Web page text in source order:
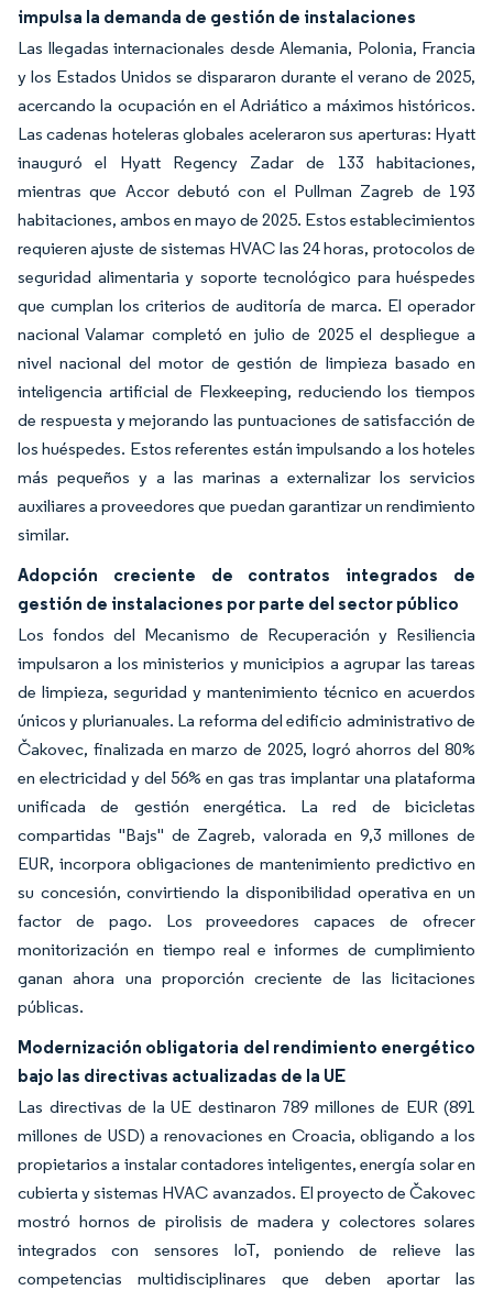
impulsa la demanda de gestión de instalaciones
Las llegadas internacionales desde Alemania, Polonia, Francia
y los Estados Unidos se dispararon durante el verano de 2025,
acercando la ocupación en el Adriático a máximos históricos.
Las cadenas hoteleras globales aceleraron sus aperturas: Hyatt
inauguró el Hyatt Regency Zadar de 133 habitaciones,
mientras que Accor debutó con el Pullman Zagreb de 193
habitaciones, ambos en mayo de 2025. Estos establecimientos
requieren ajuste de sistemas HVAC las 24 horas, protocolos de
seguridad alimentaria y soporte tecnológico para huéspedes
que cumplan los criterios de auditoría de marca. El operador
nacional Valamar completó en julio de 2025 el despliegue a
nivel nacional del motor de gestión de limpieza basado en
inteligencia artificial de Flexkeeping, reduciendo los tiempos
de respuesta y mejorando las puntuaciones de satisfacción de
los huéspedes. Estos referentes están impulsando a los hoteles
más pequeños y a las marinas a externalizar los servicios
auxiliares a proveedores que puedan garantizar un rendimiento
similar.
Adopción creciente de contratos integrados de
gestión de instalaciones por parte del sector público
Los fondos del Mecanismo de Recuperación y Resiliencia
impulsaron a los ministerios y municipios a agrupar las tareas
de limpieza, seguridad y mantenimiento técnico en acuerdos
únicos y plurianuales. La reforma del edificio administrativo de
Čakovec, finalizada en marzo de 2025, logró ahorros del 80%
en electricidad y del 56% en gas tras implantar una plataforma
unificada de gestión energética. La red de bicicletas
compartidas "Bajs" de Zagreb, valorada en 9,3 millones de
EUR, incorpora obligaciones de mantenimiento predictivo en
su concesión, convirtiendo la disponibilidad operativa en un
factor de pago. Los proveedores capaces de ofrecer
monitorización en tiempo real e informes de cumplimiento
ganan ahora una proporción creciente de las licitaciones
públicas.
Modernización obligatoria del rendimiento energético
bajo las directivas actualizadas de la UE
Las directivas de la UE destinaron 789 millones de EUR (891
millones de USD) a renovaciones en Croacia, obligando a los
propietarios a instalar contadores inteligentes, energía solar en
cubierta y sistemas HVAC avanzados. El proyecto de Čakovec
mostró hornos de pirolisis de madera y colectores solares
integrados con sensores IoT, poniendo de relieve las
competencias multidisciplinares que deben aportar las